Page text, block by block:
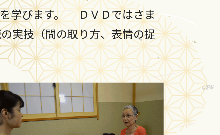
を学びます。 ＤＶＤではさま
実技（間の取り方、表情の捉